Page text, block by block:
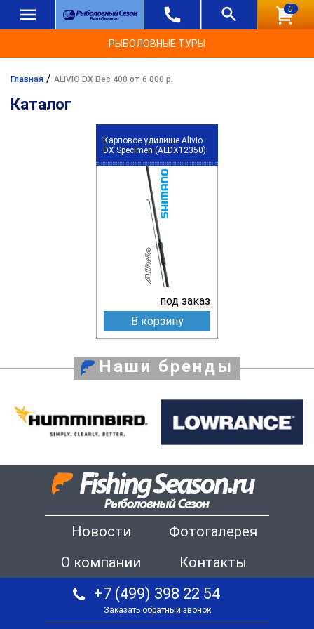
0
РЫБОЛОВНЫЕ ТУРЫ
Главная / ALIVIO DX Вес 400 от 6 000 р.
Каталог
Карповое удилище Alivio
DX Specimen (ALDX12350)
под заказ
В корзину
Наши бренды
Новости
Фотогалерея
О компании
Контакты
+7 (499) 398 22 54
Заказать обратный звонок